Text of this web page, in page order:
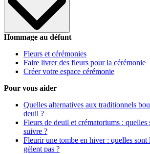
Hommage au défunt
Fleurs et cérémonies
Faire livrer des fleurs pour la cérémonie
Créer votre espace cérémonie
Pour vous aider
Quelles alternatives aux traditionnels
deuil ?
Fleurs de deuil et crématoriums : quelles
suivre ?
Fleurir une tombe en hiver : quelles sont
gèlent pas ?